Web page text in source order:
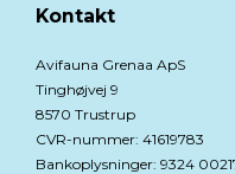
Kontakt
Avifauna Grenaa ApS
Tinghøjvej 9
8570 Trustrup
CVR-nummer: 41619783
Bankoplysninger: 9324